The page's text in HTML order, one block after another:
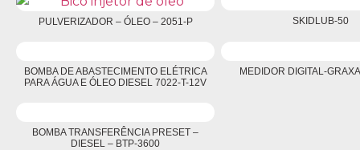
PULVERIZADOR – ÓLEO – 2051-P SKIDLUB-50
BOMBA DE ABASTECIMENTO ELÉTRICA
PARA ÁGUA E ÓLEO DIESEL 7022-T-12V
MEDIDOR DIGITAL-
BOMBA TRANSFERÊNCIA PRESET –
DIESEL – BTP-3600